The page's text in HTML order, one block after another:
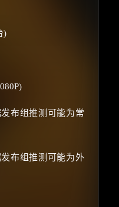
)
布组推测可能为常
布组推测可能为外